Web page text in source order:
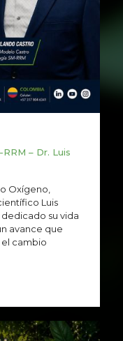
– Dr. Luis
Oxígeno,
Luis
su vida
avance que
cambio